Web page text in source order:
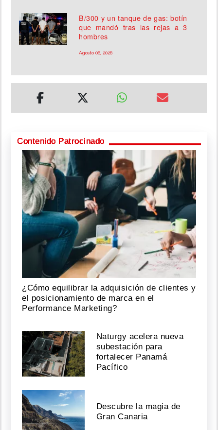
B/300 y un tanque de gas: botín
que mandó tras las rejas a 3
hombres
Agosto 06, 2026
Contenido Patrocinado
¿Cómo equilibrar la adquisición de clientes y
el posicionamiento de marca en el
Performance Marketing?
Naturgy acelera nueva
subestación para
fortalecer Panamá
Pacífico
Descubre la magia de
Gran Canaria